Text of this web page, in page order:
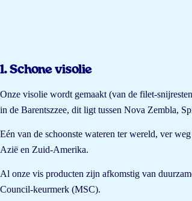
1. Schone visolie
Onze visolie wordt gemaakt (van de filet-
in de Barentszzee, dit ligt tussen Nova Zembla,
Eén van de schoonste wateren ter wereld, ver
Azië en Zuid-Amerika.
Al onze vis producten zijn afkomstig van
Council-keurmerk (MSC).